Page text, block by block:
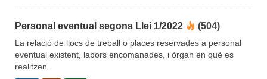
Personal eventual segons Llei 1/2022 (504)
La relació de llocs de treball o places reservades a personal
eventual existent, labors encomanades, i òrgan en què es
realitzen.